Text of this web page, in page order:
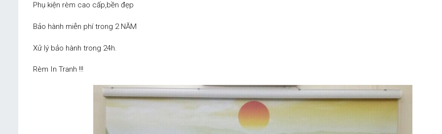
Phụ kiện rèm cao cấp,bền đẹp
Bảo hành miễn phí trong 2 NĂM
Xử lý bảo hành trong 24h.
Rèm In Tranh !!!